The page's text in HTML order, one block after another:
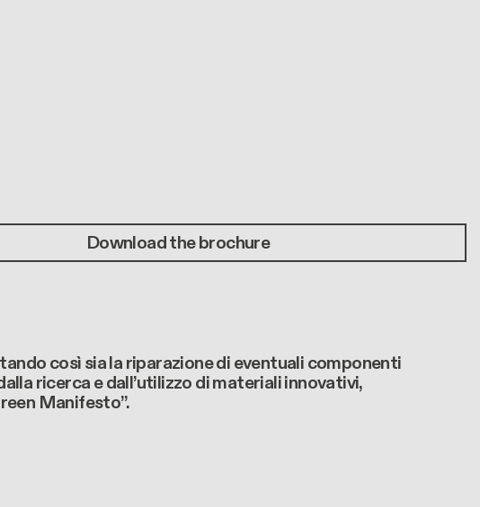
Download the brochure
così sia la riparazione di eventuali componenti
ricerca e dall’utilizzo di materiali innovativi,
Manifesto”.